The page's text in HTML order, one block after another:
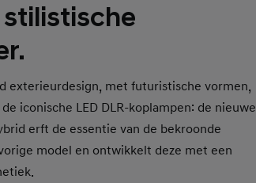
exterieurdesign, met futuristische vormen,
iconische LED DLR-koplampen: de nieuwe
erft de essentie van de bekroonde
model en ontwikkelt deze met een